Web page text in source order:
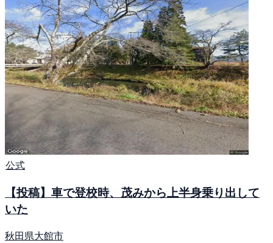
公式
【投稿】車で登校時、茂みから上半身乗り出して
いた
秋田県大館市